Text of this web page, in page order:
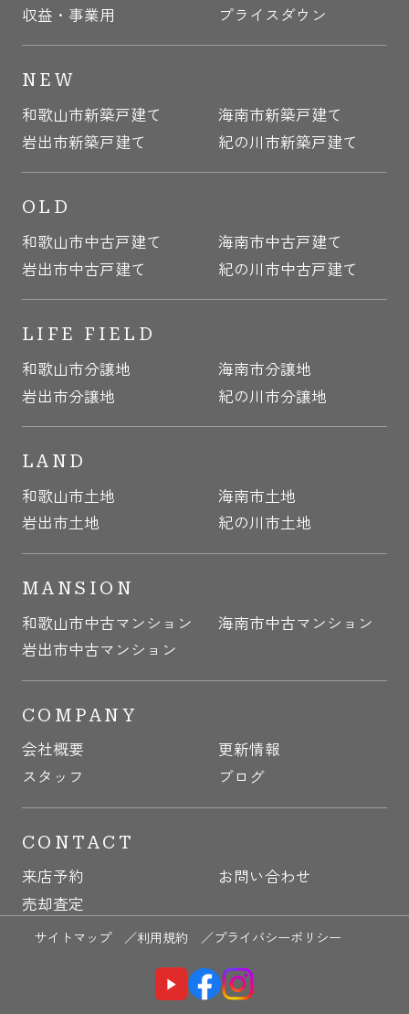
収益・事業用
プライスダウン
NEW
和歌山市新築戸建て
海南市新築戸建て
岩出市新築戸建て
紀の川市新築戸建て
OLD
和歌山市中古戸建て
海南市中古戸建て
岩出市中古戸建て
紀の川市中古戸建て
LIFE FIELD
和歌山市分譲地
海南市分譲地
岩出市分譲地
紀の川市分譲地
LAND
和歌山市土地
海南市土地
岩出市土地
紀の川市土地
MANSION
和歌山市中古マンション
海南市中古マンション
岩出市中古マンション
COMPANY
会社概要
更新情報
スタッフ
ブログ
CONTACT
来店予約
お問い合わせ
売却査定
サイトマップ ／利用規約 ／プライバシーポリシー